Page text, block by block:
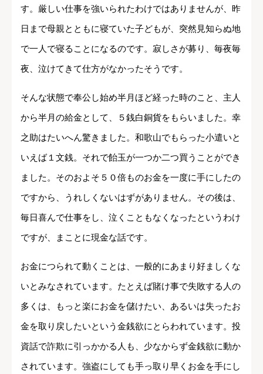
す。厳しい仕事を強いられたわけではありませんが、昨
日まで母親とともに寝ていた子どもが、突然見知らぬ地
で一人で寝ることになるのです。寂しさが募り、毎夜毎
夜、泣けてきて仕方がなかったそうです。
そんな状態で奉公し始め半月ほど経った時のこと、主人
から半月の給金として、５銭白銅貨をもらいました。幸
之助はたいへん驚きました。和歌山でもらった小遣いと
いえば１文銭。それで飴玉が一つか二つ買うことができ
ました。そのおよそ５０倍ものお金を一度に手にしたの
ですから、うれしくないはずがありません。その後は、
毎日喜んで仕事をし、泣くこともなくなったというわけ
ですが、まことに現金な話です。
お金につられて動くことは、一般的にあまり好ましくな
いとみなされています。たとえば賭け事で失敗する人の
多くは、もっと楽にお金を儲けたい、あるいは失ったお
金を取り戻したいという金銭欲にとらわれています。投
資話で詐欺に引っかかる人も、少なからず金銭欲に動か
されています。強盗にしても手っ取り早くお金を手にし